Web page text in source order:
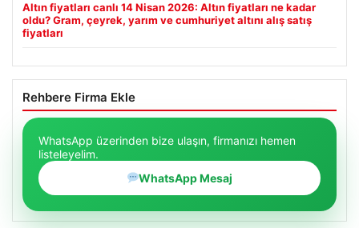
Altın fiyatları canlı 14 Nisan 2026: Altın fiyatları ne kadar
oldu? Gram, çeyrek, yarım ve cumhuriyet altını alış satış
fiyatları
Rehbere Firma Ekle
WhatsApp üzerinden bize ulaşın, firmanızı hemen
listeleyelim.
WhatsApp Mesaj